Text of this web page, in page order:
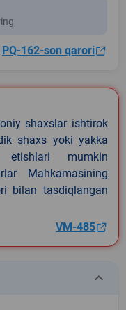
PQ-162-son qarori
shaxslar ishtirok
shaxs yoki yakka
mumkin
Mahkamasining
bilan tasdiqlangan
VM-485
keyboard_arrow_down